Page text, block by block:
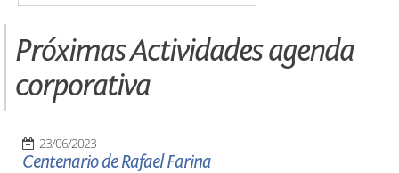
Próximas Actividades agenda
corporativa
23/06/2023
Centenario de Rafael Farina